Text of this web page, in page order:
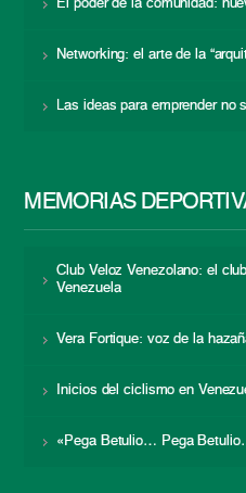
El poder de la comunidad:
Networking: el arte de la
Las ideas para emprender no
MEMORIAS
Club Veloz Venezolano: el
Venezuela
Vera Fortique: voz de la
Inicios del ciclismo en
«Pega Betulio… Pega